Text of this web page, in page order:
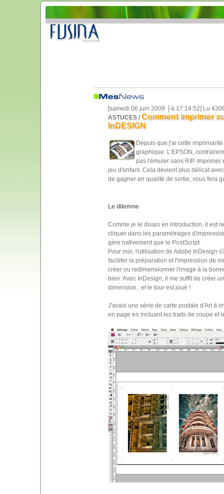
[samedi 06 juin 2009 ├á 17:14:52] Lu
ASTUCES / Comment imprimer
InDESIGN
Depuis que j'ai cette
graphique. L'EPSON,
pas l'émuler sans RIP.
jeu d'enfant. Cela devient plus délicat
de gagner en qualité de sortie, vous fera
Le dilemne
Comme je le disais en introduction, il est
cliquer dans les paramétrages
gère nativement que le PostScript.
Pour moi, l'utilisation de Adobe InDesign
faciliter la préparation et l'impression de
créer ou redimensionner l'image à la
bien. Avec InDesign, il me suffit de créer
dimension ; et le tour est joué !
J'avais une série de carte postale d'Art à
en page en incluant les traits de coupe et